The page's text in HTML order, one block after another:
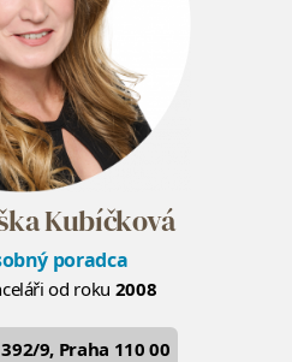
Kubíčková
poradca
od roku 2008
9, Praha 110 00